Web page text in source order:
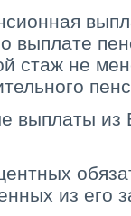
выплате
стаж не
выплаты
из его